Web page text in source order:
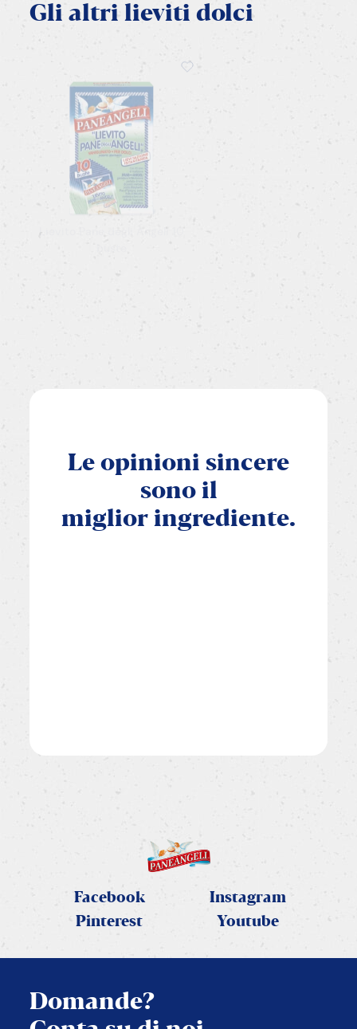
Gli altri lieviti dolci
Lievito Pane degli Angeli 10
Le opinioni sincere
sono il
miglior ingrediente.
Facebook
Instagram
Pinterest
Youtube
Domande?